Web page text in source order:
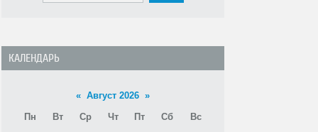
КАЛЕНДАРЬ
« Август 2026 »
Пн
Вт Ср Чт Пт Сб Вс